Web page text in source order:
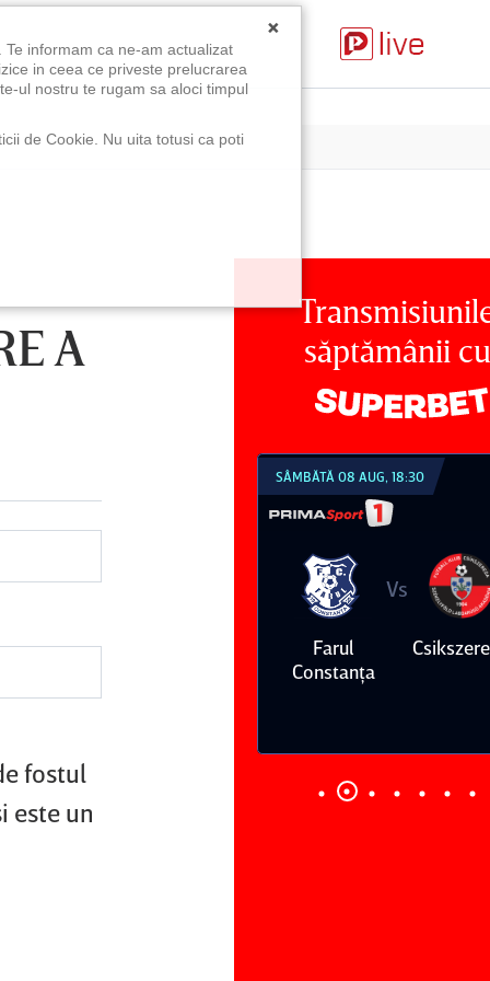
A
fostul
este un
săptămânii cu
Farul
Vs
SÂMBĂTĂ 08 AUG, 21:30
Dinamo
Vs
FC
×
informam ca ne-am actualizat
in ceea ce priveste prelucrarea
ul nostru te rugam sa aloci timpul
de Cookie. Nu uita totusi ca poti